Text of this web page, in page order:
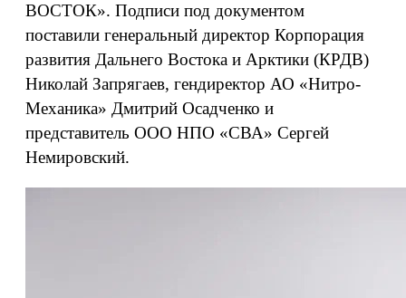
ВОСТОК». Подписи под документом
поставили генеральный директор Корпорация
развития Дальнего Востока и Арктики (КРДВ)
Николай Запрягаев, гендиректор АО «Нитро-
Механика» Дмитрий Осадченко и
представитель ООО НПО «СВА» Сергей
Немировский.